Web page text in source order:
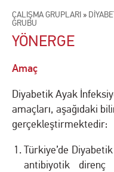
ÇALIŞMA GRUPLARI »
GRUBU
YÖNERGE
Amaç
Diyabetik Ayak
amaçları, aşağıdaki
gerçekleştirmektedir:
Türkiye’de
antibiyotik